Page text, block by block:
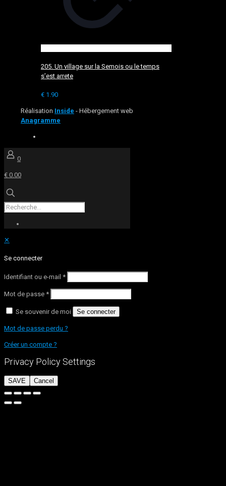
205. Un village sur la Semois ou le temps
s’est arrete
€ 1.90
Réalisation Inside - Hébergement web
Anagramme
0
€ 0.00
✕
Se connecter
Identifiant ou e-mail *
Mot de passe *
Se souvenir de moi Se connecter
Mot de passe perdu ?
Créer un compte ?
Privacy Policy Settings
SAVE Cancel